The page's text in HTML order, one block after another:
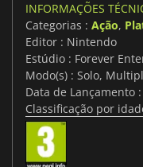
INFORMAÇÕES
Categorias : Ação,
Editor : Nintendo
Estúdio : Forever
Modo(s) : Solo,
Data de Lançamento
Classificação por